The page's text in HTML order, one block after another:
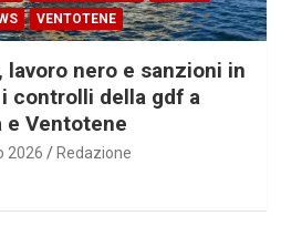
VENTOTENE
lavoro nero e sanzioni in
controlli della gdf a
e Ventotene
2026 Redazione